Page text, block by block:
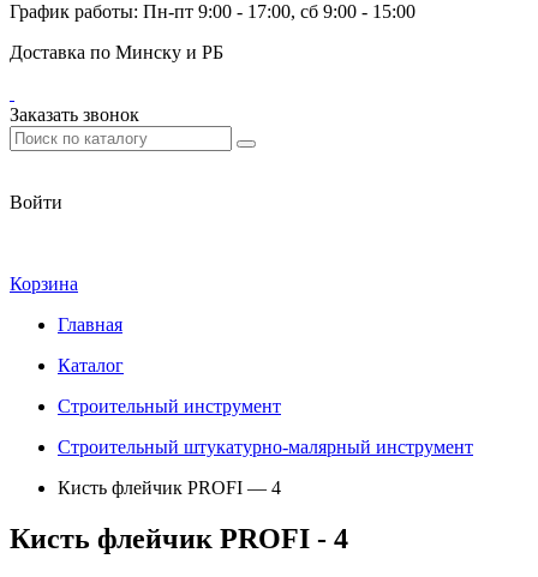
График работы: Пн-пт 9:00 - 17:00, сб 9:00 - 15:00
Доставка по Минску и РБ
Заказать звонок
Войти
Корзина
Главная
Каталог
Строительный инструмент
Строительный штукатурно-малярный инструмент
Кисть флейчик PROFI — 4
Кисть флейчик PROFI - 4